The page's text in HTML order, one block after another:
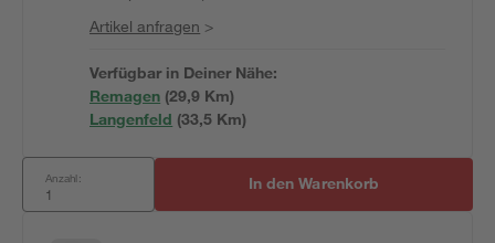
Artikel anfragen >
Verfügbar in Deiner Nähe:
Remagen (29,9 Km)
Langenfeld (33,5 Km)
Anzahl: In den Warenkorb